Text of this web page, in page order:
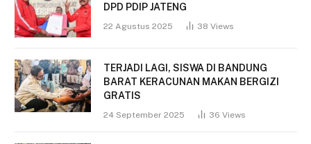
DPD PDIP JATENG
22 Agustus 2025 38 Views
TERJADI LAGI, SISWA DI BANDUNG
BARAT KERACUNAN MAKAN BERGIZI
GRATIS
24 September 2025 36 Views